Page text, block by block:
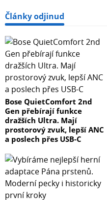
Články odjinud
Bose QuietComfort 2nd
Gen přebírají funkce
dražších Ultra. Mají
prostorový zvuk, lepší ANC
a poslech přes USB-C